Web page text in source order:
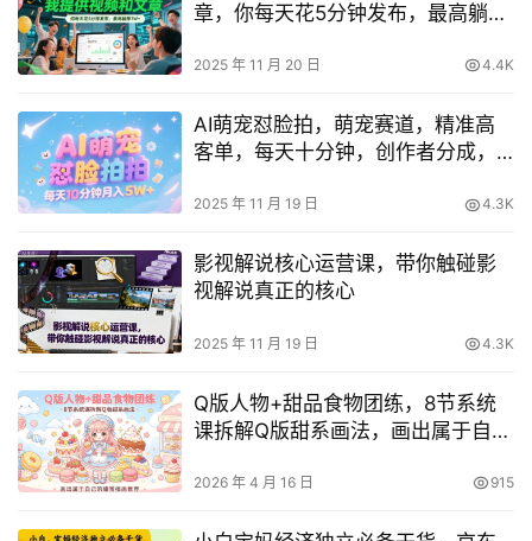
章，你每天花5分钟发布，最高躺挣
2025 年 11 月 20 日 4.4K
AI萌宠怼脸拍，萌宠赛道，精准高
客单，每天十分钟，创作者分成，
2025 年 11 月 19 日 4.3K
影视解说核心运营课，带你触碰影
视解说真正的核心
2025 年 11 月 19 日 4.3K
Q版人物+甜品食物团练，8节系统
课拆解Q版甜系画法，画出属于自己
2026 年 4 月 16 日 915